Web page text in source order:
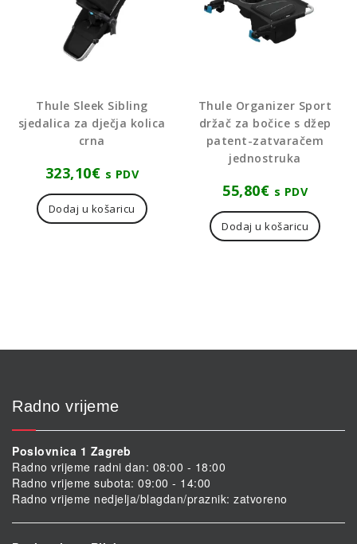
Thule Sleek Sibling
sjedalica za dječja kolica
crna
323,10€ s PDV
Dodaj u košaricu
Thule Organizer Sport
držač za bočice s džep
patent-zatvaračem
jednostruka
55,80€ s PDV
Dodaj u košaricu
Radno vrijeme
Poslovnica 1 Zagreb
Radno vrijeme radni dan: 08:00 - 18:00
Radno vrijeme subota: 09:00 - 14:00
Radno vrijeme nedjelja/blagdan/praznik: zatvoreno